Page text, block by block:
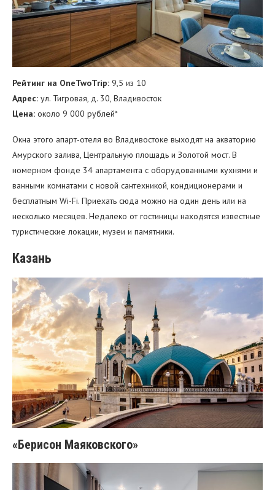
Рейтинг на OneTwoTrip: 9,5 из 10
Адрес: ул. Тигровая, д. 30, Владивосток
Цена: около 9 000 рублей*
Окна этого апарт-отеля во Владивостоке выходят на акваторию
Амурского залива, Центральную площадь и Золотой мост. В
номерном фонде 34 апартамента с оборудованными кухнями и
ванными комнатами с новой сантехникой, кондиционерами и
бесплатным Wi-Fi. Приехать сюда можно на один день или на
несколько месяцев. Недалеко от гостиницы находятся известные
туристические локации, музеи и памятники.
Казань
«Берисон Маяковского»